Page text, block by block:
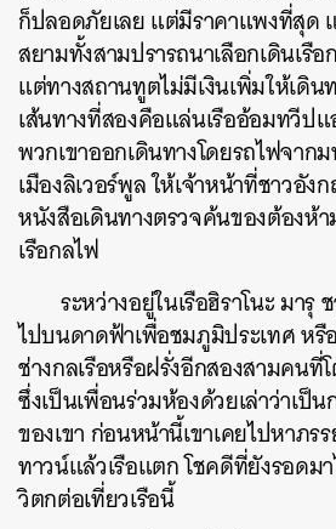
ก็ปลอดภัยเลย แต่มีราคาแพงที่สุด
สยามทั้งสามปรารถนาเลือกเดินเรื
แต่ทางสถานทูตไม่มีเงินเพิ่มให้เดิน
เส้นทางที่สองคือแล่นเรืออ้อมทวีป
พวกเขาออกเดินทางโดยรถไฟจา
เมืองลิเวอร์พูล ให้เจ้าหน้าที่ชาวอัง
หนังสือเดินทางตรวจค้นของต้องห้
เรือกลไฟ
ระหว่างอยู่ในเรือฮิราโนะ มา
ไปบนดาดฟ้าเพื่อชมภูมิประเทศ ห
ช่างกลเรือหรือฝรั่งอีกสองสามคนที่
ซึ่งเป็นเพื่อนร่วมห้องด้วยเล่าว่าเป็
ของเขา ก่อนหน้านี้เขาเคยไปหาภร
ทาวน์แล้วเรือแตก โชคดีที่ยังรอดม
วิตกต่อเที่ยวเรือนี้